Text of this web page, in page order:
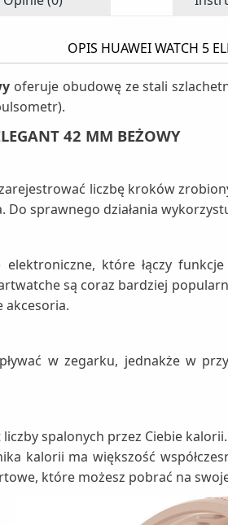
OPIS HUAWEI WATCH 5
oferuje obudowę ze stali
42 MM BEŻOWY
liczbę kroków
Do sprawnego działania
które łączy
są coraz bardziej
akcesoria.
w zegarku, jednakże w
spalonych przez Ciebie
kalorii ma większość
które możesz pobrać na